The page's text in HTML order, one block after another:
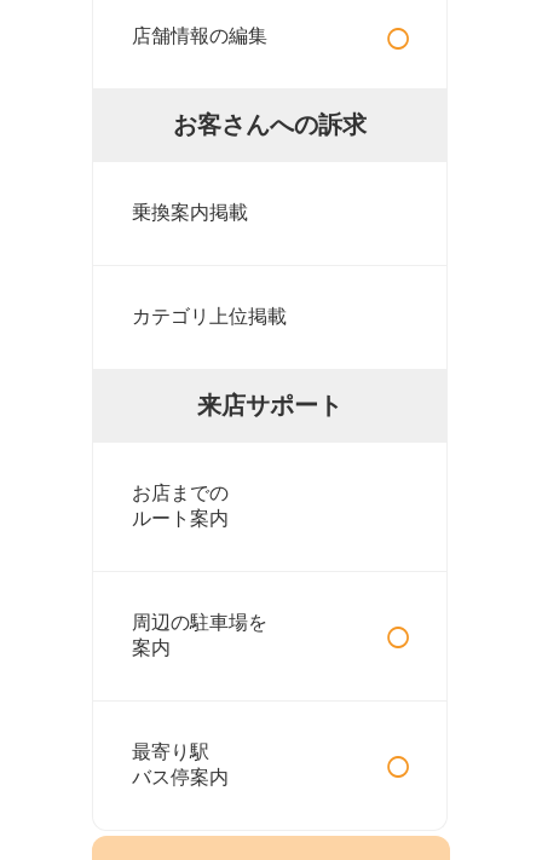
店舗情報の編集 ○
お客さんへの訴求
乗換案内掲載
カテゴリ上位掲載
来店サポート
お店までの
ルート案内
周辺の駐車場を
案内
○
最寄り駅
バス停案内
○